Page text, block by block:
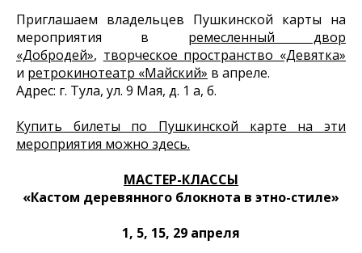
Приглашаем владельцев Пушкинской карты на
мероприятия в ремесленный двор
«Добродей», творческое пространство «Девятка»
и ретрокинотеатр «Майский» в апреле.
Адрес: г. Тула, ул. 9 Мая, д. 1 а, б.
Купить билеты по Пушкинской карте на эти
мероприятия можно здесь.
МАСТЕР-КЛАССЫ
«Кастом деревянного блокнота в этно-стиле»
1, 5, 15, 29 апреля